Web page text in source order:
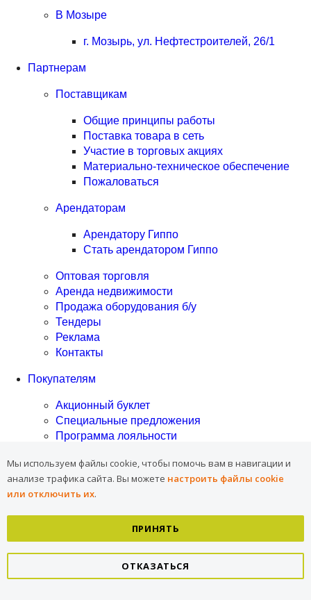
В Мозыре
г. Мозырь, ул. Нефтестроителей, 26/1
Партнерам
Поставщикам
Общие принципы работы
Поставка товара в сеть
Участие в торговых акциях
Материально-техническое обеспечение
Пожаловаться
Арендаторам
Арендатору Гиппо
Стать арендатором Гиппо
Оптовая торговля
Аренда недвижимости
Продажа оборудования б/у
Тендеры
Реклама
Контакты
Покупателям
Акционный буклет
Специальные предложения
Программа лояльности
Коллекция одежды "Люблю, и все тут"
Собственное производство
Рецепты
Пицца
Чистка и разделка рыбы
Мы используем файлы cookie, чтобы помочь вам в навигации и
анализе трафика сайта. Вы можете настроить файлы cookie
или отключить их.
ПРИНЯТЬ
ОТКАЗАТЬСЯ